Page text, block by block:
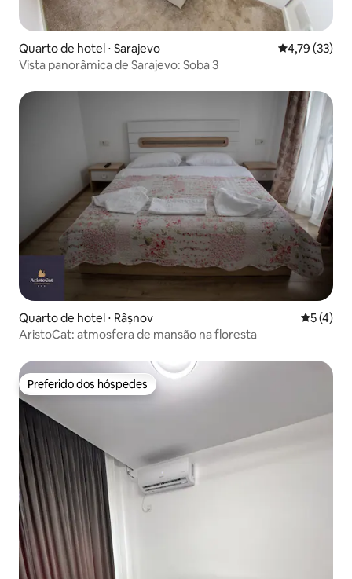
Quarto de hotel ⋅ Sarajevo 4,79 de uma
4,79 (33)
Vista panorâmica de Sarajevo: Soba 3
Quarto de hotel ⋅ Râșnov 5 de
5 (4)
AristoCat: atmosfera de mansão na floresta
Preferido dos hóspedes
Preferido dos hóspedes